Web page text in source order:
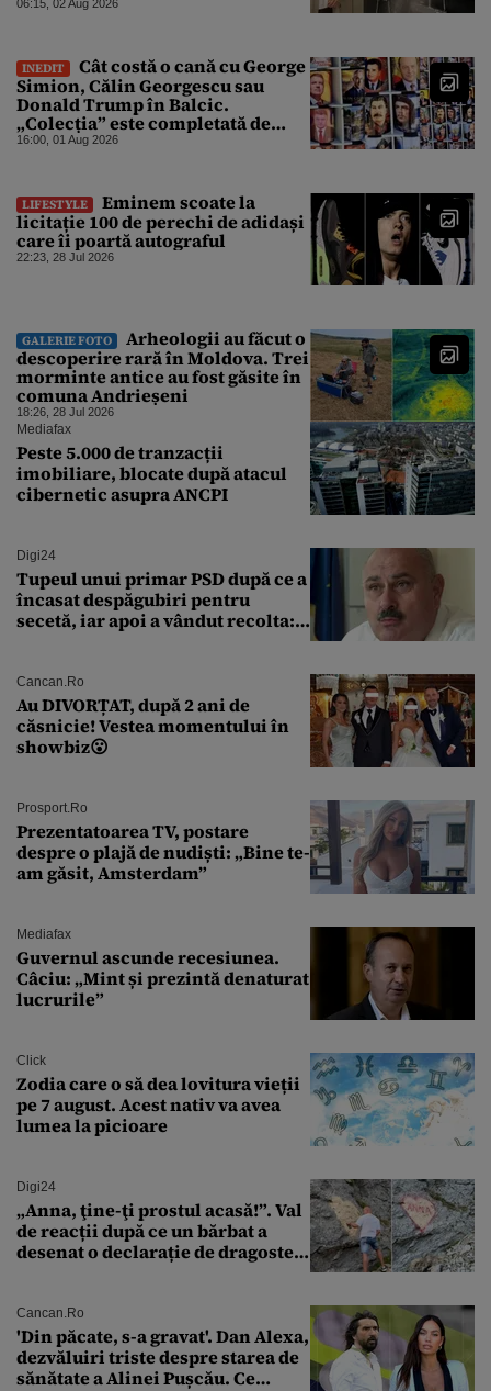
lumii. Ce nu a mai mers
06:15, 02 Aug 2026
INEDIT
Cât costă o cană cu George
Simion, Călin Georgescu sau
Donald Trump în Balcic.
„Colecția” este completată de
Nicușor Dan, Ceaușescu și Stalin
16:00, 01 Aug 2026
LIFESTYLE
Eminem scoate la
licitație 100 de perechi de adidași
care îi poartă autograful
22:23, 28 Jul 2026
GALERIE FOTO
Arheologii au făcut o
descoperire rară în Moldova. Trei
morminte antice au fost găsite în
comuna Andrieșeni
18:26, 28 Jul 2026
Mediafax
Peste 5.000 de tranzacții
imobiliare, blocate după atacul
cibernetic asupra ANCPI
Digi24
Tupeul unui primar PSD după ce a
încasat despăgubiri pentru
secetă, iar apoi a vândut recolta:
Cancan.ro
Au DIVORȚAT, după 2 ani de
căsnicie! Vestea momentului în
showbiz😮
Prosport.ro
Prezentatoarea TV, postare
despre o plajă de nudiști: „Bine te-
am găsit, Amsterdam”
Mediafax
Guvernul ascunde recesiunea.
Câciu: „Mint și prezintă denaturat
lucrurile”
Click
Zodia care o să dea lovitura vieții
pe 7 august. Acest nativ va avea
lumea la picioare
Digi24
„Anna, ţine-ţi prostul acasă!”. Val
de reacții după ce un bărbat a
desenat o declarație de dragoste
Cancan.ro
'Din păcate, s-a gravat'. Dan Alexa,
dezvăluiri triste despre starea de
sănătate a Alinei Pușcău. Ce